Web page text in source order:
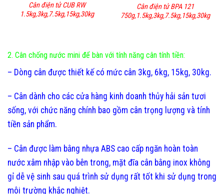
Cân điện tử CUB RW
1.5kg,3kg,7.5kg,15kg,30kg
Cân điện tử BPA 121
750g,1.5kg,3kg,7.5kg,15kg,30kg
2. Cân chống nước mini để bàn với tính năng cân tính tiền:
– Dòng cân được thiết kế có mức cân 3kg, 6kg, 15kg, 30kg.
– Cân dành cho các cửa hàng kinh doanh thủy hải sản tươi
sống, với chức năng chính bao gồm cân trọng lượng và tính
tiền sản phẩm.
– Cân được làm bằng nhựa ABS cao cấp ngăn hoàn toàn
nước xâm nhập vào bên trong, mặt đĩa cân bằng inox không
gỉ dễ vệ sinh sau quá trình sử dụng rất tốt khi sử dụng trong
môi trường khắc nghiệt.